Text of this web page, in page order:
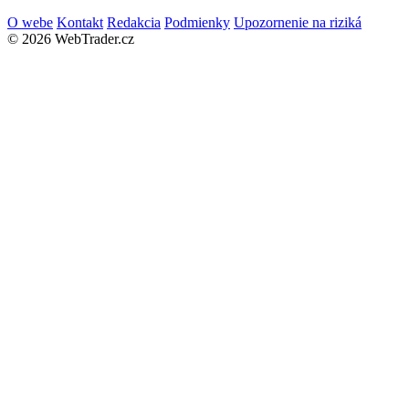
O webe Kontakt Redakcia Podmienky Upozornenie na riziká
© 2026 WebTrader.cz